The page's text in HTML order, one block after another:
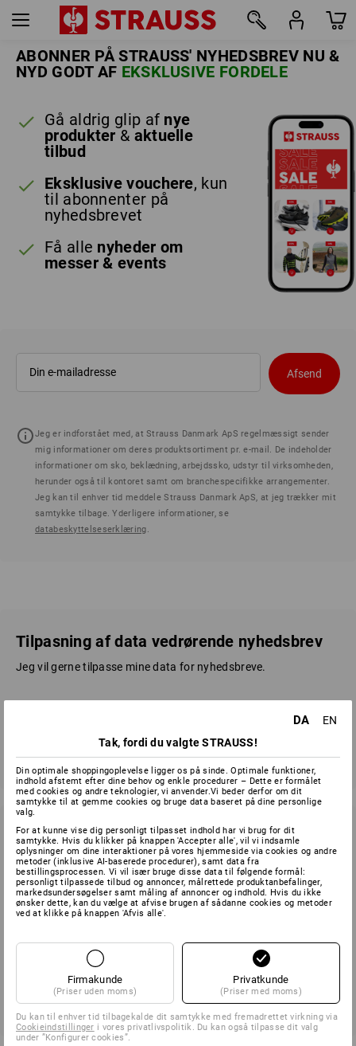
ABONNER PÅ STRAUSS' NYHEDSBREV NU &
NYD GODT AF EKSKLUSIVE FORDELE
Gå aldrig glip af nye
produkter & aktuelle
tilbud
Eksklusive vouchere, kun
til abonnenter på
nyhedsbrevet
Få alle nyheder om
messer & events
Afsend
Jeg er indforstået med, at Strauss Danmark ApS regelmæssigt sender
mig informationer om deres produktsortiment pr. e-mail. De indeholder
informationer om sko, beklædning, arbejdssko, udstyr til virksomheden,
herunder også til kontoret samt om branchespecifikke arrangementer.
Jeg kan til enhver tid meddele Strauss Danmark ApS, at jeg trækker mit
samtykke tilbage. Yderligere informationer, se
databeskyttelseserklæring.
Tilpasning af data vedrørende nyhedsbrev
Jeg vil gerne tilpasse mine data for nyhedsbreve.
Afbestilling af nyhedsbrev
Ønsker du ikke længere at modtage nyhedsbrevet fra Strauss?
Brug venligst afmeldingslinket nederst i et modtaget
nyhedsbrev for at afmelde dig.
DA
EN
Tak, fordi du valgte STRAUSS!
Din optimale shoppingoplevelse ligger os på sinde. Optimale funktioner,
indhold afstemt efter dine behov og enkle procedurer – Dette er formålet
med cookies og andre teknologier, vi anvender.Vi beder derfor om dit
samtykke til at gemme cookies og bruge data baseret på dine personlige
valg.
For at kunne vise dig personligt tilpasset indhold har vi brug for dit
samtykke. Hvis du klikker på knappen 'Accepter alle', vil vi indsamle
oplysninger om dine interaktioner på vores hjemmeside via cookies og andre
metoder (inklusive AI-baserede procedurer), samt data fra
bestillingsprocessen. Vi vil især bruge disse data til følgende formål:
personligt tilpassede tilbud og annoncer, målrettede produktanbefalinger,
markedsundersøgelser samt måling af annoncer og indhold. Hvis du ikke
ønsker dette, kan du vælge at afvise brugen af sådanne cookies og metoder
ved at klikke på knappen 'Afvis alle'.
Firmakunde
(Priser uden moms)
Privatkunde
(Priser med moms)
Du kan til enhver tid tilbagekalde dit samtykke med fremadrettet virkning via
Cookieindstillinger i vores privatlivspolitik. Du kan også tilpasse dit valg
under ”Konfigurer cookies”.